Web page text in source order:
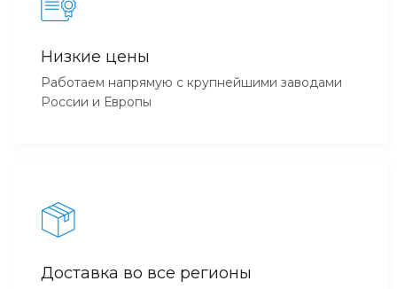
Низкие цены
Работаем напрямую с крупнейшими заводами
России и Европы
Доставка во все регионы